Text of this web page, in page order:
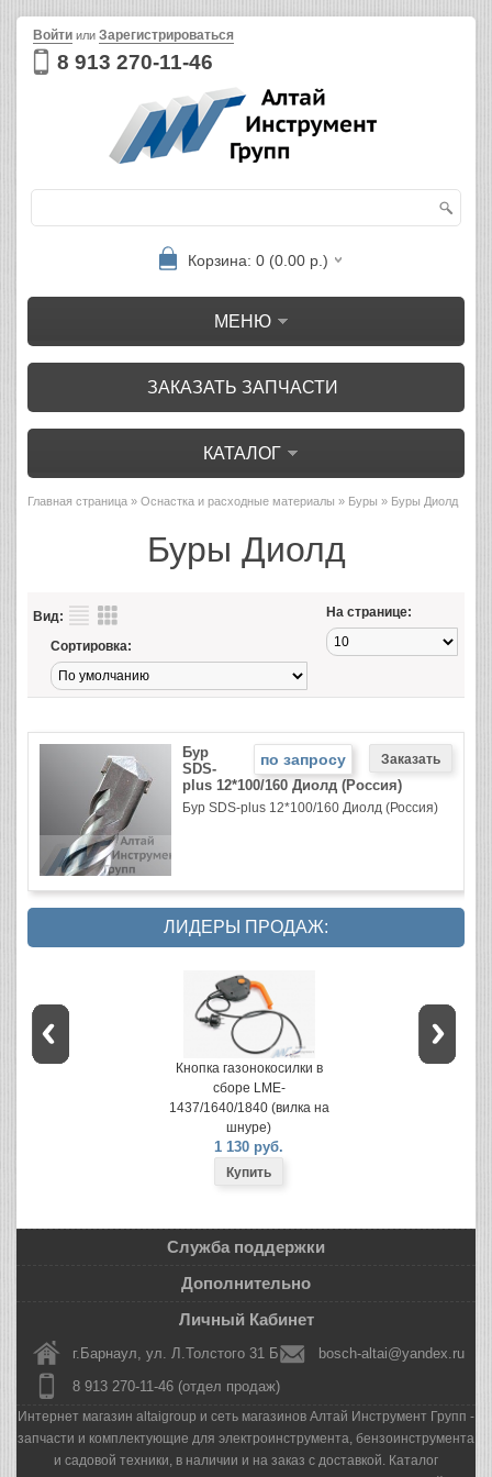
8 913 270-11-46
Войти или Зарегистрироваться
Корзина: 0 (0.00 р.)
МЕНЮ
ЗАКАЗАТЬ ЗАПЧАСТИ
КАТАЛОГ
Главная страница » Оснастка и расходные материалы » Буры » Буры Диолд
Буры Диолд
Вид: На странице:
Сортировка:
по запросу
Бур
SDS-
plus 12*100/160 Диолд (Россия)
Бур SDS-plus 12*100/160 Диолд (Россия)
ЛИДЕРЫ ПРОДАЖ:
Кнопка газонокосилки в
сборе LME-
1437/1640/1840 (вилка на
шнуре)
1 130 руб.
Служба поддержки
Дополнительно
Личный Кабинет
г.Барнаул, ул. Л.Толстого 31 Б
bosch-altai@yandex.ru
8 913 270-11-46 (отдел продаж)
Интернет магазин altaigroup и сеть магазинов Алтай Инструмент Групп -
запчасти и комплектующие для электроинструмента, бензоинструмента
и садовой техники, в наличии и на заказ с доставкой. Каталог